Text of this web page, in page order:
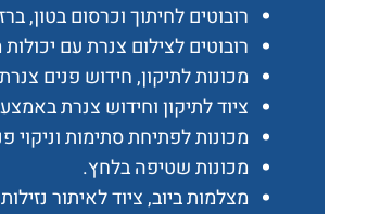
רובוטים לחיתוך וכרסום בטון,
רובוטים לצילום צנרת עם
מכונות לתיקון, חידוש פנים
ציוד לתיקון וחידוש צנרת
מכונות לפתיחת סתימות וניקוי
מכונות שטיפה בלחץ.
מצלמות ביוב, ציוד לאיתור